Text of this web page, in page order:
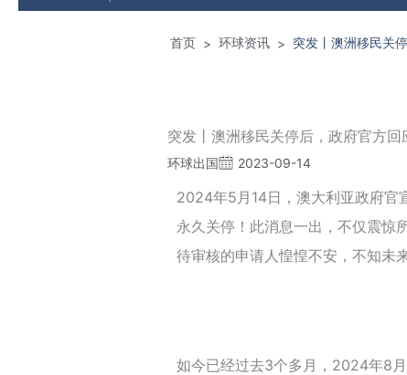
首页 > 环球资讯 > 突发丨澳洲移民关
突发丨澳洲移民关停后，政府官方回
环球出国 2023-09-14
2024年5月14日，澳大利亚政府官
永久关停！此消息一出，不仅震惊
待审核的申请人惶惶不安，不知未
如今已经过去3个多月，2024年8